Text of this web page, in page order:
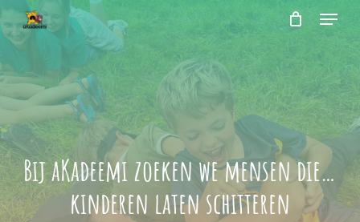
Skip
to
content
Menu
Cart Close
Bij aKadeemi zoeken we mensen die…
kinderen laten schitteren